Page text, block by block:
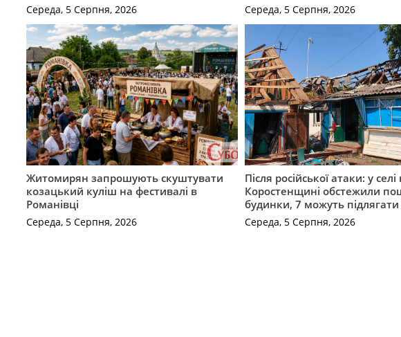
Середа, 5 Серпня, 2026 Середа, 5 Серпня, 2026
Житомирян запрошують скуштувати
козацький куліш на фестивалі в
Романівці
Середа, 5 Серпня, 2026
Після російської атаки: у селі
Коростенщині обстежили
будинки, 7 можуть
Середа, 5 Серпня, 2026